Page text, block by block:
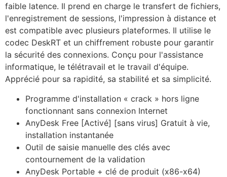
faible latence. Il prend en charge le transfert de fichiers,
l'enregistrement de sessions, l'impression à distance et
est compatible avec plusieurs plateformes. Il utilise le
codec DeskRT et un chiffrement robuste pour garantir
la sécurité des connexions. Conçu pour l'assistance
informatique, le télétravail et le travail d'équipe.
Apprécié pour sa rapidité, sa stabilité et sa simplicité.
Programme d'installation « crack » hors ligne
fonctionnant sans connexion Internet
AnyDesk Free [Activé] [sans virus] Gratuit à vie,
installation instantanée
Outil de saisie manuelle des clés avec
contournement de la validation
AnyDesk Portable + clé de produit (x86-x64)